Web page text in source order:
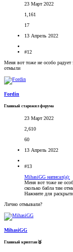
23 Март 2022
1,161
17
13 Апрель 2022
#12
Меня вот тоже не особо радует
отмыли
Fordin
Главный старожил форума
23 Март 2022
2,610
60
13 Апрель 2022
#13
MihasiGG написал(а):
Меня вот тоже не
сколько бабла там
Нажмите для
Лично отмывали?
MihasiGG
Главный криптан🥈